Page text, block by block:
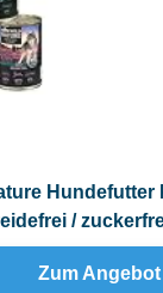
Hundefutter
/
Zum Angebot